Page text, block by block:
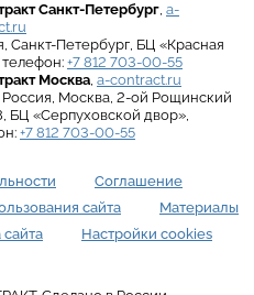
Санкт-Петербург, a-
, Санкт-Петербург, БЦ «Красная
телефон:+7 812 703-00-55
Москва, a-contract.ru
Россия, Москва, 2-ой Рощинский
, БЦ «Серпуховской двор»,
+7 812 703-00-55
Соглашение
сайта
Материалы
сайта Настройки cookies